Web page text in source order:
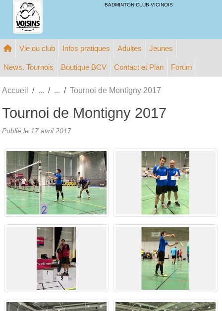
BADMINTON CLUB VICINOIS
Vie du club Infos pratiques Adultes Jeunes
News. Tournois Boutique BCV Contact et Plan Forum
Accueil Tournoi de Montigny 2017
Tournoi de Montigny 2017
Publié le 17 avril 2017
Panneau de gestion des cookies